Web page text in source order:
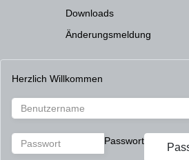
Downloads
Änderungsmeldung
Herzlich Willkommen
Passwort